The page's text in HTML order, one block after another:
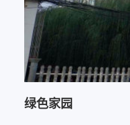
绿色家园